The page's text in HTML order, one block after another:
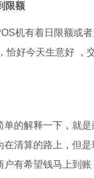
限额
机有着日限额或
恰好今天生意好
的解释一下，就
清算的路上，但
有希望钱马上到